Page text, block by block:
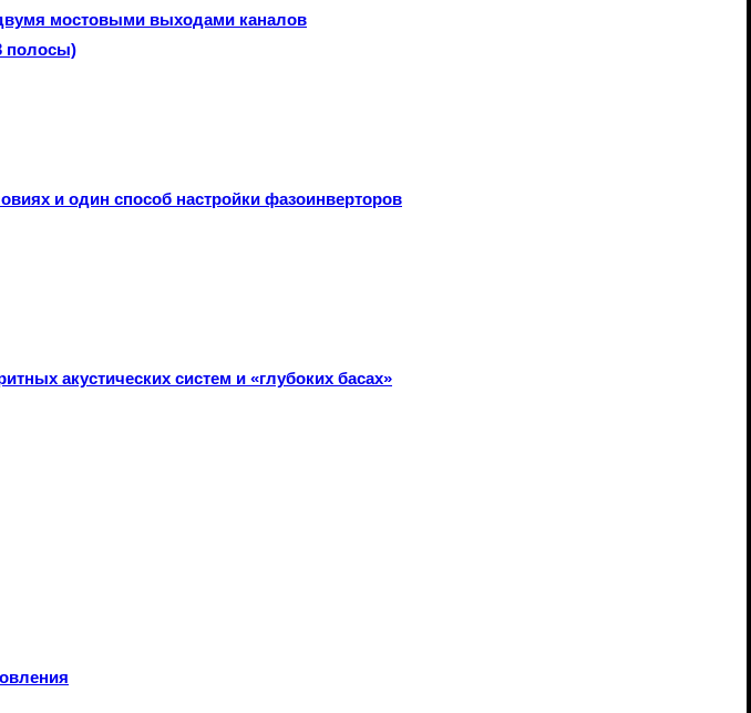
мостовыми выходами каналов
полосы)
и один способ настройки фазоинверторов
акустических систем и «глубоких басах»